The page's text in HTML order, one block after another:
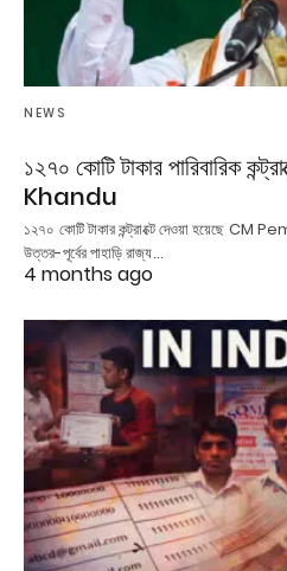
NEWS
১২৭০ কোটি টাকার পারিবারিক
Khandu
১২৭০ কোটি টাকার কন্ট্রাক্টে দেওয়া হয়েছে CM
উত্তর-পূর্বের পাহাড়ি রাজ্য…
4 months ago